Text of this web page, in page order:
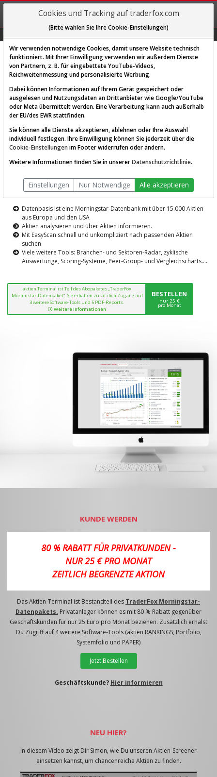
REGIS-
TRIEREN
Diese Funktion ist nur für
AKTIEN-TERMINAL
Die Aktienanalyse-Plattform von
TraderFox
Datenbasis ist eine Morningstar-Datenbank mit über 15.000 Aktien
aus Europa und den USA
Aktien analysieren und über Aktien informieren.
Mit EasyScan schnell und unkompliziert nach passenden Aktien
suchen
Viele weitere Tools: Branchen- und Sektoren-Radar, zyklische
Auswertunge, Scoring-Systeme, Peer-Group- und Vergleichscharts....
aktien Terminal ist Teil des Abopaketes „TraderFox
Morninstar-Datenpaket“. Sie erhalten zusätzlich Zugang auf
3 weitere Software-Tools und 5 PDF-Reports.
Weitere Informationen
BESTELLEN
nur 25 €
pro Monat
KUNDE WERDEN
80 % RABATT FÜR PRIVATKUNDEN -
NUR 25 € PRO MONAT
ZEITLICH BEGRENZTE AKTION
Das Aktien-Terminal ist Bestandteil des TraderFox Morningstar-
Datenpakets. Privatanleger können es mit 80 % Rabatt gegenüber
Geschäftskunden für nur 25 Euro pro Monat beziehen. Zusätzlich erhälst
Du Zugriff auf 4 weitere Software-Tools (aktien RANKINGS, Portfolio,
Systemfolio und PAPER)
Jetzt Bestellen
Geschäftskunde? Hier informieren
NEU HIER?
In diesem Video zeigt Dir Simon, wie Du unseren Aktien-Screener
einsetzen kannst, um chancenreiche Aktien zu finden.
Cookies und Tracking auf traderfox.com
(Bitte wählen Sie Ihre Cookie-Einstellungen)
Wir verwenden notwendige Cookies, damit unsere Website technisch
funktioniert. Mit Ihrer Einwilligung verwenden wir außerdem Dienste
von Partnern, z. B. für eingebettete YouTube-Videos,
Reichweitenmessung und personalisierte Werbung.
Dabei können Informationen auf Ihrem Gerät gespeichert oder
ausgelesen und Nutzungsdaten an Drittanbieter wie Google/YouTube
oder Meta übermittelt werden. Eine Verarbeitung kann auch außerhalb
der EU/des EWR stattfinden.
Sie können alle Dienste akzeptieren, ablehnen oder Ihre Auswahl
individuell festlegen. Ihre Einwilligung können Sie jederzeit über die
Cookie-Einstellungen im Footer widerrufen oder ändern.
Weitere Informationen finden Sie in unsererDatenschutzrichtlinie.
Einstellungen Nur Notwendige Alle akzeptieren